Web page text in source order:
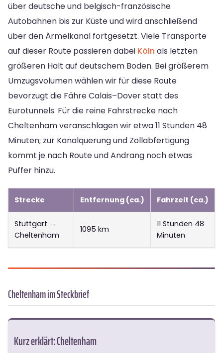
über deutsche und belgisch-französische
Autobahnen bis zur Küste und wird anschließend
über den Ärmelkanal fortgesetzt. Viele Transporte
auf dieser Route passieren dabei Köln als letzten
größeren Halt auf deutschem Boden. Bei größerem
Umzugsvolumen wählen wir für diese Route
bevorzugt die Fähre Calais–Dover statt des
Eurotunnels. Für die reine Fahrstrecke nach
Cheltenham veranschlagen wir etwa 11 Stunden 48
Minuten; zur Kanalquerung und Zollabfertigung
kommt je nach Route und Andrang noch etwas
Puffer hinzu.
Strecke Entfernung (ca.) Fahrzeit (ca.)
Stuttgart →
Cheltenham
1095 km
11 Stunden 48
Minuten
Cheltenham im Steckbrief
Kurz erklärt: Cheltenham